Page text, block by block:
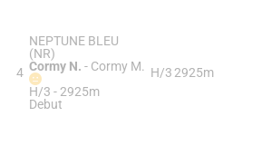
4
NEPTUNE BLEU
(NR)
Cormy N. - Cormy M.
H/3 - 2925m
Debut
H/3 2925m